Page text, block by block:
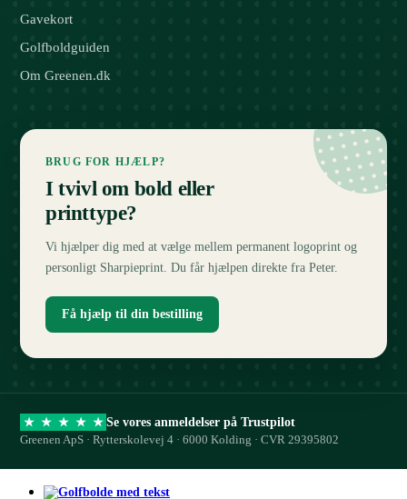
Gavekort
Golfboldguiden
Om Greenen.dk
BRUG FOR HJÆLP?
I tvivl om bold eller
printtype?
Vi hjælper dig med at vælge mellem permanent logoprint og
personligt Sharpieprint. Du får hjælpen direkte fra Peter.
Få hjælp til din bestilling
Greenen ApS · Rytterskolevej 4 · 6000 Kolding · CVR 29395802
★ ★ ★ ★ ★ Se vores anmeldelser på Trustpilot